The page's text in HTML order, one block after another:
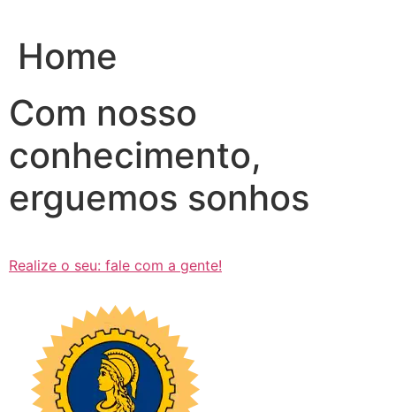
conteúdo
Home
Com nosso
conhecimento,
erguemos sonhos
Realize o seu: fale com a gente!